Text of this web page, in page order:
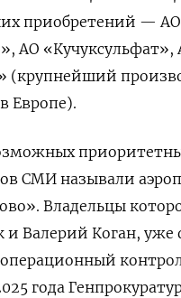
приобретений —
АО
(крупнейший
Европе).
СМИ называли
Владельцы
Валерий Коган, уже
года